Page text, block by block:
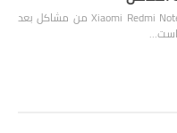
وصف قصير للمقال: هل يعاني Xiaomi Redmi Note 9 Pro (India) من مشاكل بعد